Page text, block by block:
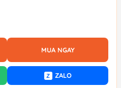
MUA NGAY
Z ZALO